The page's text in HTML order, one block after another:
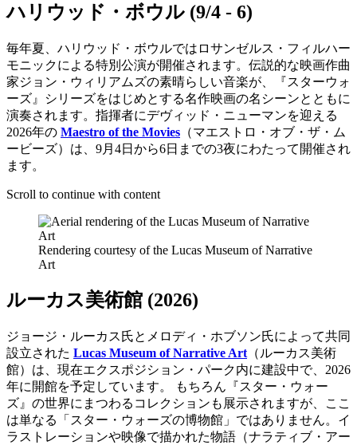
ハリウッド・ボウル (9/4 - 6)
毎年夏、ハリウッド・ボウルではロサンゼルス・フィルハー
モニックによる特別公演が開催されます。伝説的な映画作曲
家ジョン・ウィリアムズの素晴らしい音楽が、『スターウォ
ーズ』シリーズをはじめとする名作映画の名シーンとともに
演奏されます。指揮者にデヴィッド・ニューマンを迎える
2026年の Maestro of the Movies （マエストロ・オブ・ザ・ム
ービーズ）は、9月4日から6日までの3夜にわたって開催され
ます。
Scroll to continue with content
Rendering courtesy of the Lucas Museum of Narrative
Art
ルーカス美術館 (2026)
ジョージ・ルーカス氏とメロディ・ホブソン氏によって共同
設立された Lucas Museum of Narrative Art （ルーカス美術
館）は、現在エクスポジション・パーク内に建設中で、2026
年に開館を予定しています。 もちろん『スター・ウォー
ズ』の世界にまつわるコレクションも展示されますが、ここ
は単なる「スター・ウォーズの博物館」ではありません。イ
ラストレーションや映像で描かれた物語（ナラティブ・アー